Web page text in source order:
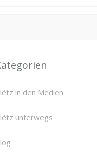
in den Medien
unterwegs